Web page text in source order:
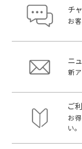
チ
お
ニ
新
ご
お
い。